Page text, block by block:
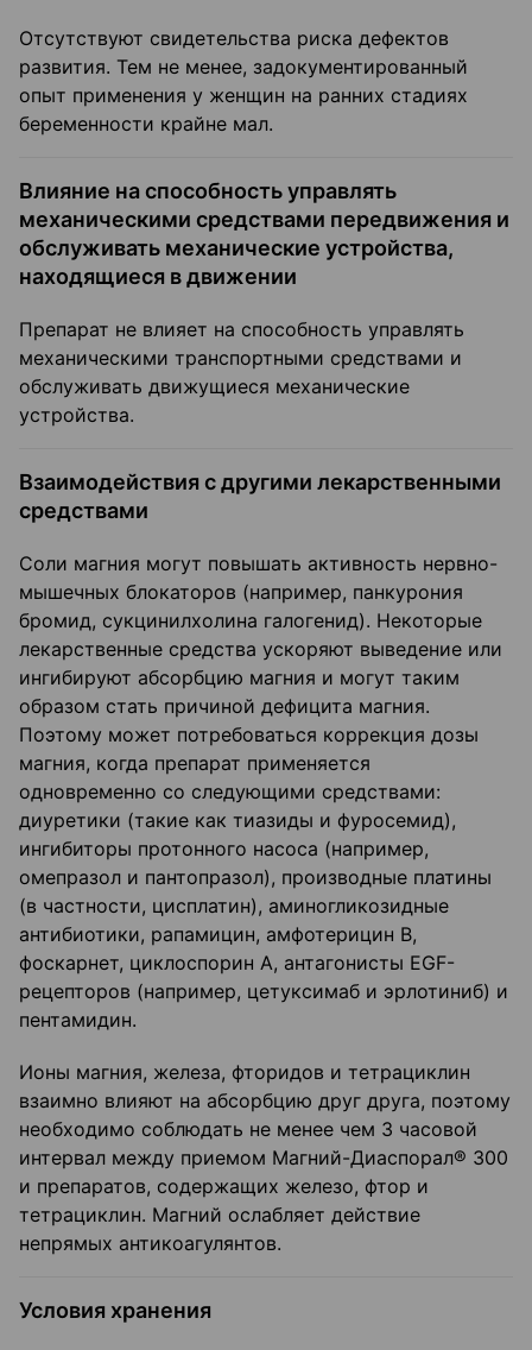
Отсутствуют свидетельства риска дефектов
развития. Тем не менее, задокументированный
опыт применения у женщин на ранних стадиях
беременности крайне мал.
Влияние на способность управлять
механическими средствами передвижения и
обслуживать механические устройства,
находящиеся в движении
Препарат не влияет на способность управлять
механическими транспортными средствами и
обслуживать движущиеся механические
устройства.
Взаимодействия с другими лекарственными
средствами
Соли магния могут повышать активность нервно-
мышечных блокаторов (например, панкурония
бромид, сукцинилхолина галогенид). Некоторые
лекарственные средства ускоряют выведение или
ингибируют абсорбцию магния и могут таким
образом стать причиной дефицита магния.
Поэтому может потребоваться коррекция дозы
магния, когда препарат применяется
одновременно со следующими средствами:
диуретики (такие как тиазиды и фуросемид),
ингибиторы протонного насоса (например,
омепразол и пантопразол), производные платины
(в частности, цисплатин), аминогликозидные
антибиотики, рапамицин, амфотерицин В,
фоскарнет, циклоспорин А, антагонисты EGF-
рецепторов (например, цетуксимаб и эрлотиниб) и
пентамидин.
Ионы магния, железа, фторидов и тетрациклин
взаимно влияют на абсорбцию друг друга, поэтому
необходимо соблюдать не менее чем 3 часовой
интервал между приемом Магний-Диаспорал® 300
и препаратов, содержащих железо, фтор и
тетрациклин. Магний ослабляет действие
непрямых антикоагулянтов.
Условия хранения